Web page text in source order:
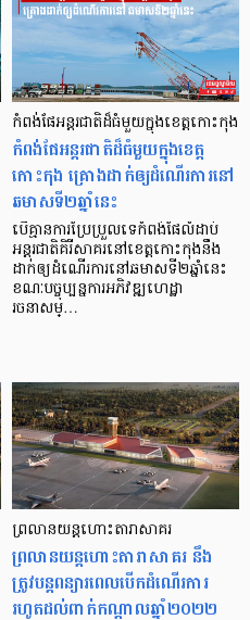
កំពង់ផែអន្តរជាតិដ៏ធំមួយក្នុងខេត្តកោះកុង
កំពង់ផែអន្តរជាតិដ៏ធំមួយក្នុងខេត្ត
កោះកុង គ្រោងដាក់ឲ្យដំណើរការនៅ
ឆមាសទី២ឆ្នាំនេះ
បើគ្មានការប្រែប្រួលទេកំពង់ផែលំដាប់
អន្តរជាតិគិរីសាគរនៅខេត្តកោះកុងនឹង
ដាក់ឲ្យដំណើរការនៅឆមាសទី២ឆ្នាំនេះ
ខណៈបច្ចុប្បន្នការអភិវឌ្ឍហេដ្ឋា
រចនាសម្…
ព្រលានយន្តហោះតារាសាគរ
ព្រលានយន្តហោះតារាសាគរ នឹង
ត្រូវបន្ដពន្យារពេលបើកដំណើរការ
រហូតដល់ពាក់កណ្តាលឆ្នាំ២០២២